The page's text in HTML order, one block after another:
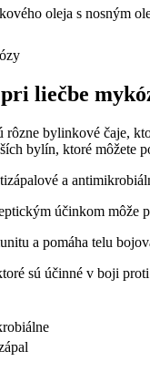
oleja s nosným
liečbe
rôzne bylinkové čaje,
bylín, ktoré môžete
a
účinkom môže
a pomáha telu
sú účinné v boji